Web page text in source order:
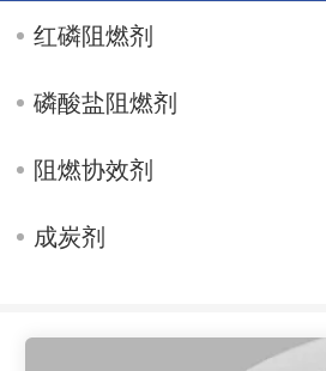
红磷阻燃剂
磷酸盐阻燃剂
阻燃协效剂
成炭剂